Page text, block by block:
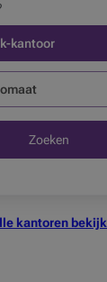
kantoor
Zoeken
kantoren